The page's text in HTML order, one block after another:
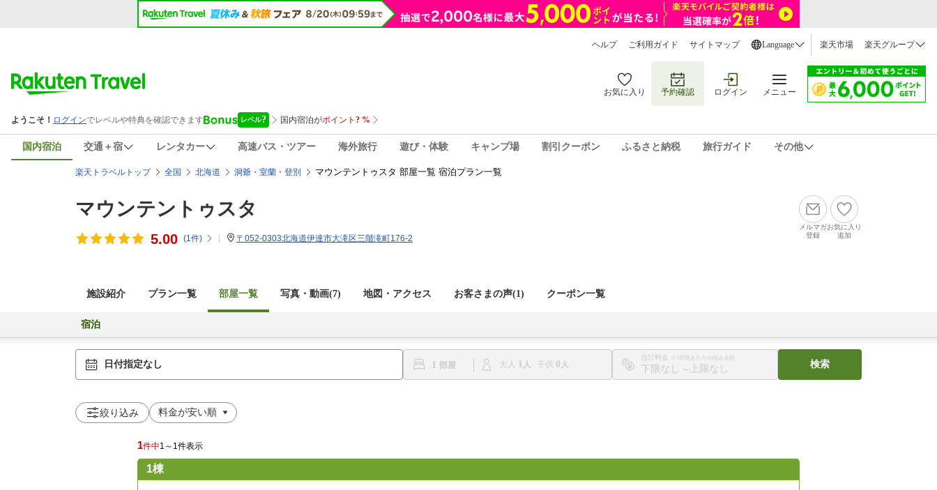
ヘルプ ご利用ガイド サイトマップ Language 楽天市場 楽天グループ
お気に入り 予約確認 ログイン メニュー
国内宿泊 交通＋宿 レンタカー 高速バス・ツアー 海外旅行 遊び・体験 キャンプ場 割引クーポン ふるさと納税 旅行ガイド その他
楽天トラベルトップ 全国 北海道 洞爺・室蘭・登別 マウンテントゥスタ 部屋一覧 宿泊プラン一覧
マウンテントゥスタ
5.00 (1件) 〒052-0303北海道伊達市大滝区三階滝町176-2
メルマガ
登録
お気に入り
追加
施設紹介 プラン一覧 部屋一覧 写真・動画(7) 地図・アクセス お客さまの声(1) クーポン一覧
宿泊
日付指定なし 1 大人 1 子供 0
合計料金 ※1部屋あたりの税込金額
〜
検索
絞り込み
1件中1～1件表示
1棟